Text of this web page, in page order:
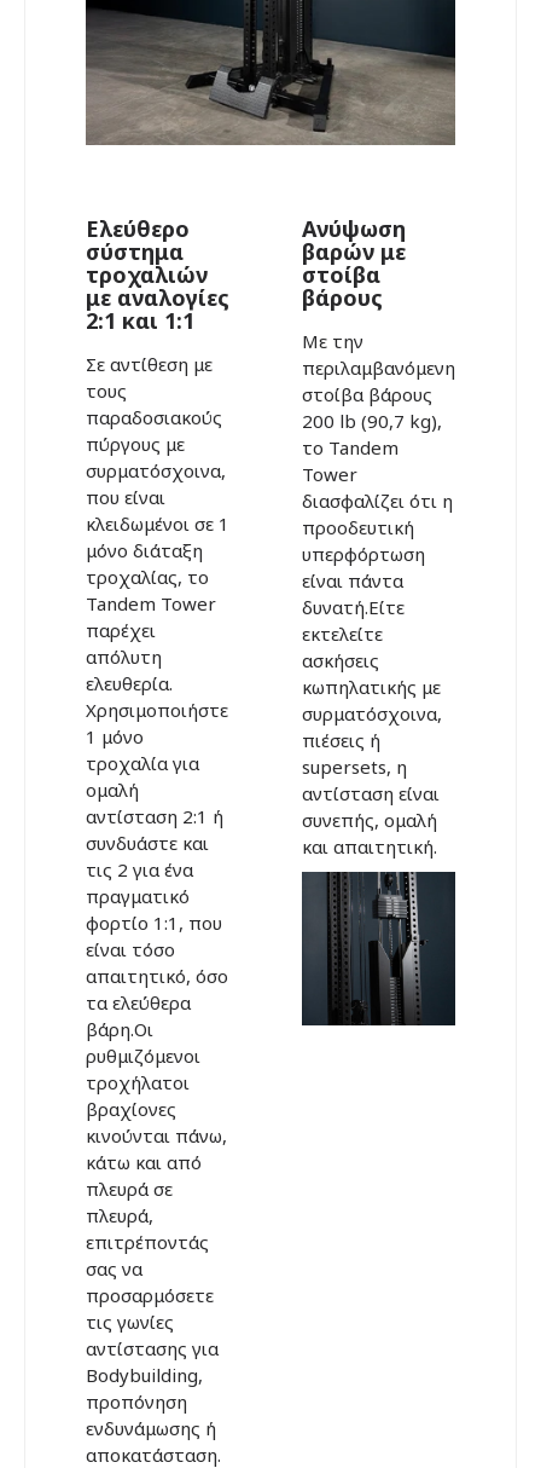
Ελεύθερο
σύστημα
τροχαλιών
με αναλογίες
2:1 και 1:1
Σε αντίθεση με
τους
παραδοσιακούς
πύργους με
συρματόσχοινα,
που είναι
κλειδωμένοι σε 1
μόνο διάταξη
τροχαλίας, το
Tandem Tower
παρέχει
απόλυτη
ελευθερία.
Χρησιμοποιήστε
1 μόνο
τροχαλία για
ομαλή
αντίσταση 2:1 ή
συνδυάστε και
τις 2 για ένα
πραγματικό
φορτίο 1:1, που
είναι τόσο
απαιτητικό, όσο
τα ελεύθερα
βάρη.Οι
ρυθμιζόμενοι
τροχήλατοι
βραχίονες
κινούνται πάνω,
κάτω και από
πλευρά σε
πλευρά,
επιτρέποντάς
σας να
προσαρμόσετε
τις γωνίες
αντίστασης για
Bodybuilding,
προπόνηση
ενδυνάμωσης ή
αποκατάσταση.
Ανύψωση
βαρών με
στοίβα
βάρους
Με την
περιλαμβανόμενη
στοίβα βάρους
200 lb (90,7 kg),
το Tandem
Tower
διασφαλίζει ότι η
προοδευτική
υπερφόρτωση
είναι πάντα
δυνατή.Είτε
εκτελείτε
ασκήσεις
κωπηλατικής με
συρματόσχοινα,
πιέσεις ή
supersets, η
αντίσταση είναι
συνεπής, ομαλή
και απαιτητική.